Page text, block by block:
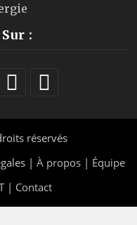
:
réservés
| À propos | Équipe
| Contact